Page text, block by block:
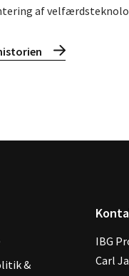
af
&
IBG
‍Carl